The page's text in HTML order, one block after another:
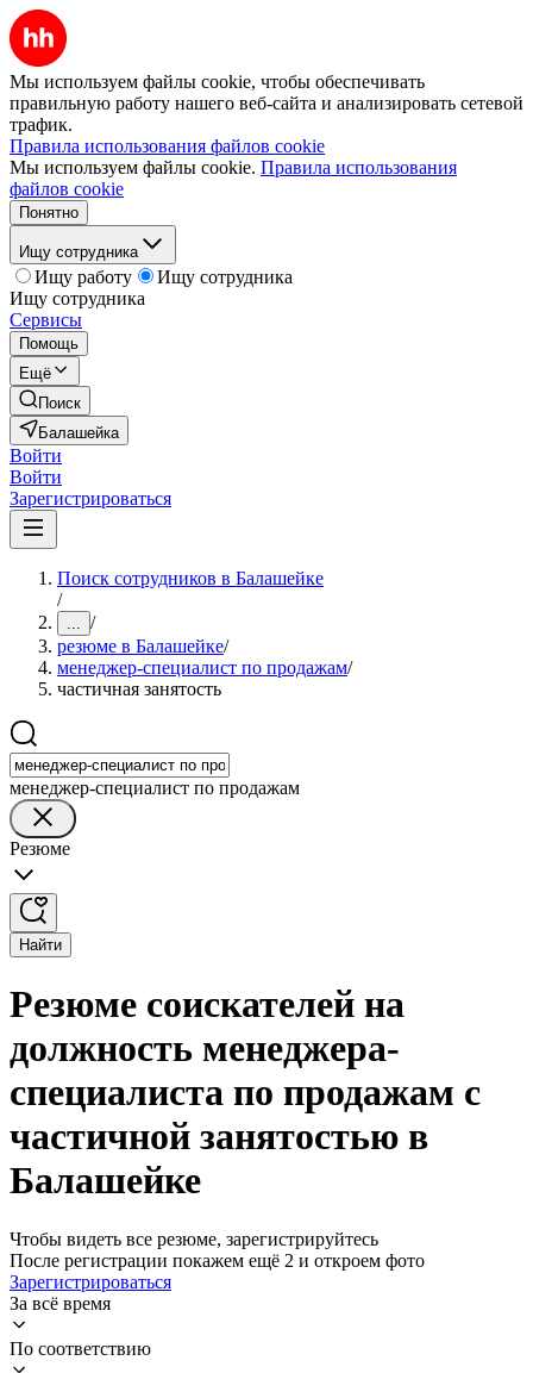
Мы используем файлы cookie, чтобы обеспечивать
правильную работу нашего веб-сайта и анализировать сетевой
трафик.
Правила использования файлов cookie
Мы используем файлы cookie. Правила использования
файлов cookie
Понятно
Ищу сотрудника
Ищу работу
Ищу сотрудника
Ищу сотрудника
Сервисы
Помощь
Ещё
Поиск
Балашейка
Войти
Войти
Зарегистрироваться
Поиск сотрудников в Балашейке
/
... /
резюме в Балашейке/
менеджер-специалист по продажам/
частичная занятость
менеджер-специалист по продажам
Резюме
Найти
Резюме соискателей на
должность менеджера-
специалиста по продажам с
частичной занятостью в
Балашейке
Чтобы видеть все резюме, зарегистрируйтесь
После регистрации покажем ещё 2 и откроем фото
Зарегистрироваться
За всё время
По соответствию